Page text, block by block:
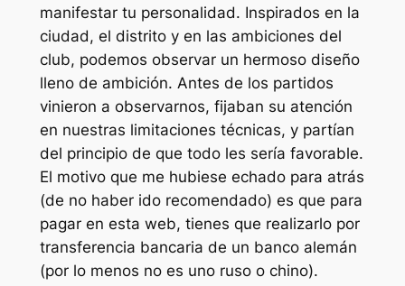
manifestar tu personalidad. Inspirados en la
ciudad, el distrito y en las ambiciones del
club, podemos observar un hermoso diseño
lleno de ambición. Antes de los partidos
vinieron a observarnos, fijaban su atención
en nuestras limitaciones técnicas, y partían
del principio de que todo les sería favorable.
El motivo que me hubiese echado para atrás
(de no haber ido recomendado) es que para
pagar en esta web, tienes que realizarlo por
transferencia bancaria de un banco alemán
(por lo menos no es uno ruso o chino).